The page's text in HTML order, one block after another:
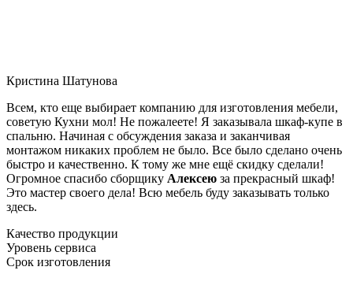
Кристина Шатунова
Всем, кто еще выбирает компанию для изготовления мебели,
советую Кухни мол! Не пожалеете! Я заказывала шкаф-купе в
спальню. Начиная с обсуждения заказа и заканчивая
монтажом никаких проблем не было. Все было сделано очень
быстро и качественно. К тому же мне ещё скидку сделали!
Огромное спасибо сборщику Алексею за прекрасный шкаф!
Это мастер своего дела! Всю мебель буду заказывать только
здесь.
Качество продукции
Уровень сервиса
Срок изготовления